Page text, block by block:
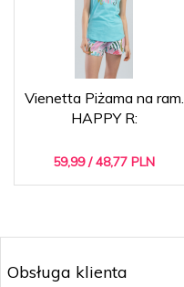
Vienetta Piżama na ram.
HAPPY R:
59,99 / 48,77 PLN
Obsługa klienta